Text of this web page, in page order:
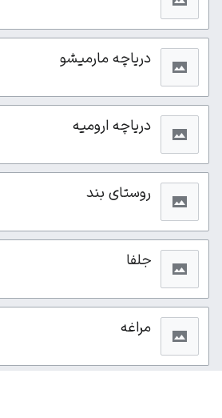
دریاچه مارمیشو
دریاچه ارومیه
روستای بند
جلفا
مراغه